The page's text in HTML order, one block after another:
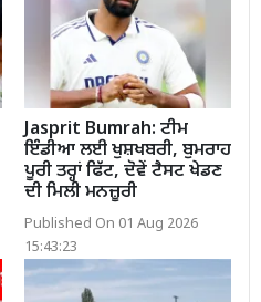
Jasprit Bumrah: ਟੀਮ
ਇੰਡੀਆ ਲਈ ਖੁਸ਼ਖਬਰੀ, ਬੁਮਰਾਹ
ਪੂਰੀ ਤਰ੍ਹਾਂ ਫਿੱਟ, ਦੋਵੇਂ ਟੈਸਟ ਖੇਡਣ
ਦੀ ਮਿਲੀ ਮਨਜ਼ੂਰੀ
Published On 01 Aug 2026
15:43:23